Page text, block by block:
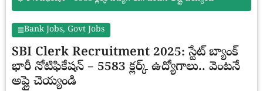
Bank Jobs,Govt Jobs
SBI Clerk Recruitment 2025: స్టేట్ బ్యాంక్
భారీ నోటిఫికేషన్ – 5583 క్లర్క్ ఉద్యోగాలు.. వెంటనే
అప్లై చెయ్యండి